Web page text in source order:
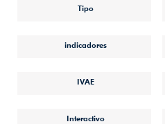
Tipo
indicadores
IVAE
Interactivo